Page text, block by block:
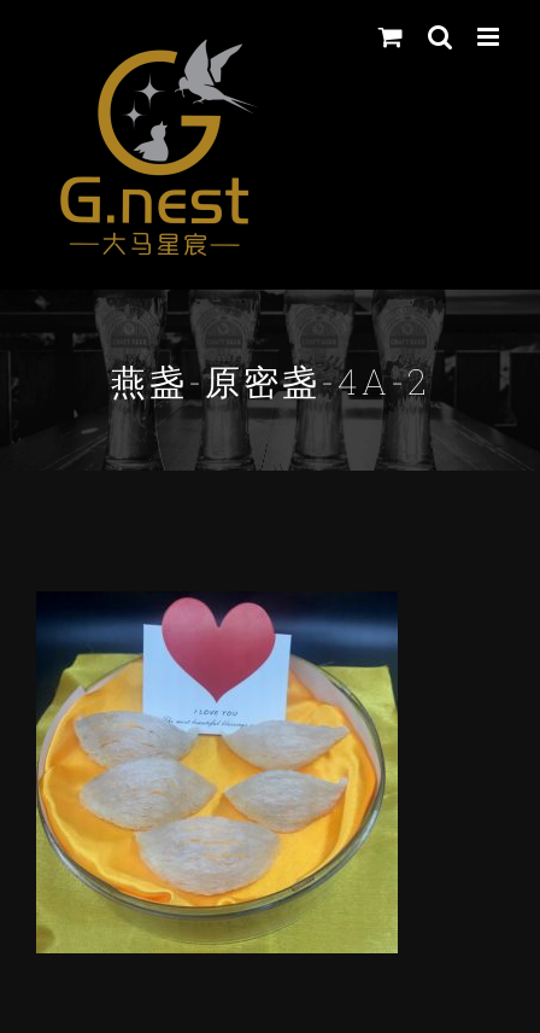
燕盏-原密盏-4A-2